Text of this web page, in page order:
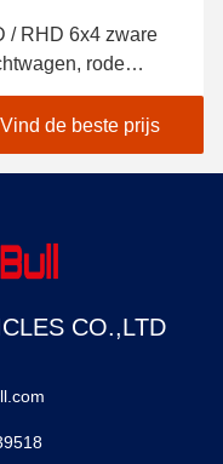
/ RHD 6x4 zware
rode
HOWO tipper
Vind de beste prijs
CO.,LTD